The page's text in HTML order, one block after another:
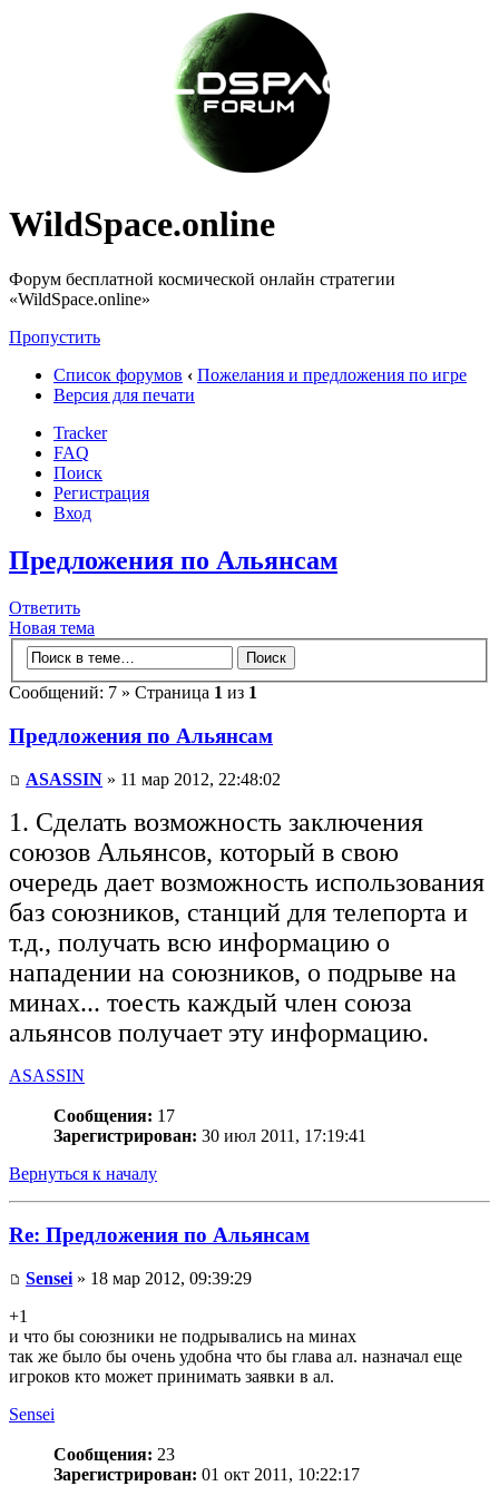
WildSpace.online
Форум бесплатной космической онлайн стратегии
«WildSpace.online»
Пропустить
Список форумов ‹ Пожелания и предложения по игре
Версия для печати
Tracker
FAQ
Поиск
Регистрация
Вход
Предложения по Альянсам
Ответить
Новая тема
Сообщений: 7 » Страница 1 из 1
Предложения по Альянсам
ASASSIN » 11 мар 2012, 22:48:02
1. Сделать возможность заключения
союзов Альянсов, который в свою
очередь дает возможность использования
баз союзников, станций для телепорта и
т.д., получать всю информацию о
нападении на союзников, о подрыве на
минах... тоесть каждый член союза
альянсов получает эту информацию.
ASASSIN
Сообщения: 17
Зарегистрирован: 30 июл 2011, 17:19:41
Вернуться к началу
Re: Предложения по Альянсам
Sensei » 18 мар 2012, 09:39:29
+1
и что бы союзники не подрывались на минах
так же было бы очень удобна что бы глава ал. назначал еще
игроков кто может принимать заявки в ал.
Sensei
Сообщения: 23
Зарегистрирован: 01 окт 2011, 10:22:17